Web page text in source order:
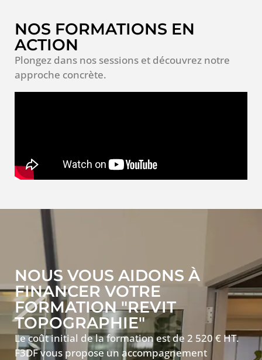
NOS FORMATIONS EN
ACTION
Plongez dans nos sessions et découvrez notre
approche concrète.
NOUS VOUS AIDONS À
FINANCER VOTRE
FORMATION "REVIT
TOPOGRAPHIE"
Le coût initial de la formation est de 2 520 € HT.
F3DF vous propose un accompagnement